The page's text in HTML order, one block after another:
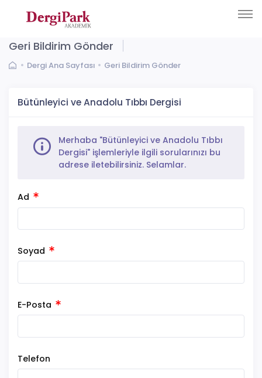
Geri Bildirim Gönder
Dergi Ana Sayfası Geri Bildirim Gönder
Bütünleyici ve Anadolu Tıbbı Dergisi
Merhaba "Bütünleyici ve Anadolu Tıbbı
Dergisi" işlemleriyle ilgili sorularınızı bu
adrese iletebilirsiniz. Selamlar.
Ad
Soyad
E-Posta
Telefon